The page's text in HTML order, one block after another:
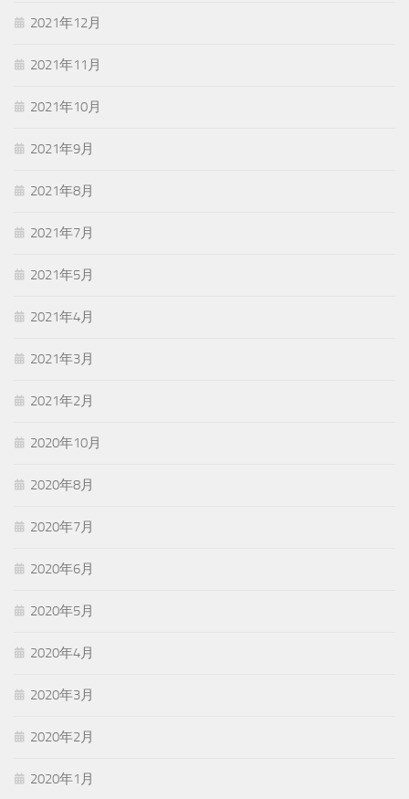
2021年12月
2021年11月
2021年10月
2021年9月
2021年8月
2021年7月
2021年5月
2021年4月
2021年3月
2021年2月
2020年10月
2020年8月
2020年7月
2020年6月
2020年5月
2020年4月
2020年3月
2020年2月
2020年1月